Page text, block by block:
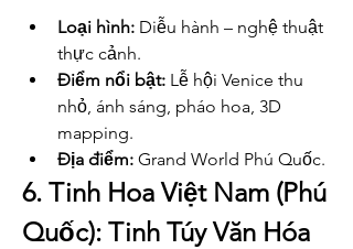
Loại hình: Diễu hành – nghệ thuật
thực cảnh.
Điểm nổi bật: Lễ hội Venice thu
nhỏ, ánh sáng, pháo hoa, 3D
mapping.
Địa điểm: Grand World Phú Quốc.
6. Tinh Hoa Việt Nam (Phú
Quốc): Tinh Túy Văn Hóa